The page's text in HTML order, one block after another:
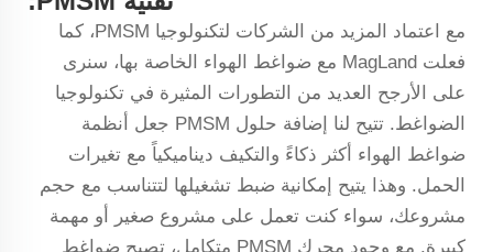
مع اعتماد المزيد من الشركات لتكنولوجيا PMSM، كما
فعلت MagLand مع ضواغط الهواء الخاصة بها، سنرى
على الأرجح العديد من التطورات المثيرة في تكنولوجيا
الضواغط. تتيح لنا إضافة حلول PMSM جعل أنظمة
ضواغط الهواء أكثر ذكاءً والتكيف ديناميكياً مع تغيرات
الحمل. وهذا يتيح إمكانية ضبط تشغيلها لتتناسب مع حجم
مشروعك، سواء كنت تعمل على مشروع صغير أو مهمة
كبيرة. مع وجود محرك PMSM متكامل، تصبح ضواغط